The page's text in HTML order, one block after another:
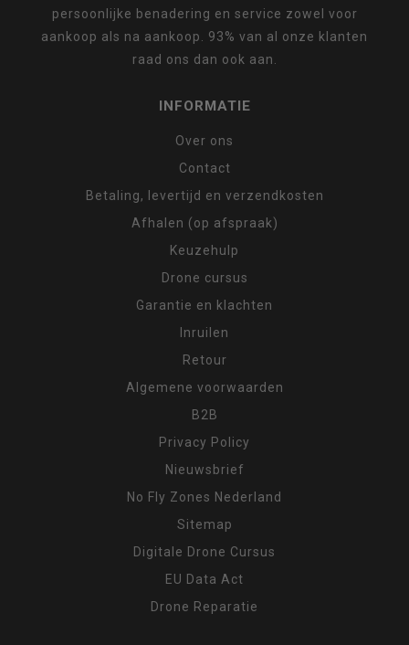
persoonlijke benadering en service zowel voor
aankoop als na aankoop. 93% van al onze klanten
raad ons dan ook aan.
INFORMATIE
Over ons
Contact
Betaling, levertijd en verzendkosten
Afhalen (op afspraak)
Keuzehulp
Drone cursus
Garantie en klachten
Inruilen
Retour
Algemene voorwaarden
B2B
Privacy Policy
Nieuwsbrief
No Fly Zones Nederland
Sitemap
Digitale Drone Cursus
EU Data Act
Drone Reparatie